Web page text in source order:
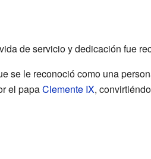
de servicio y dedicación fue
se le reconoció como una
el papaClemente IX,